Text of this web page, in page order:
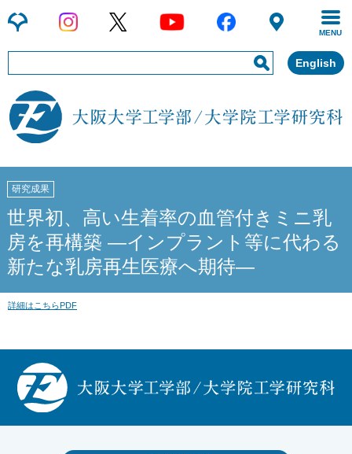
MENU
English
研究成果
世界初、高い生着率の血管付きミニ乳
房を再構築 ―インプラント等に代わる
新たな乳房再生医療へ期待―
詳細はこちらPDF